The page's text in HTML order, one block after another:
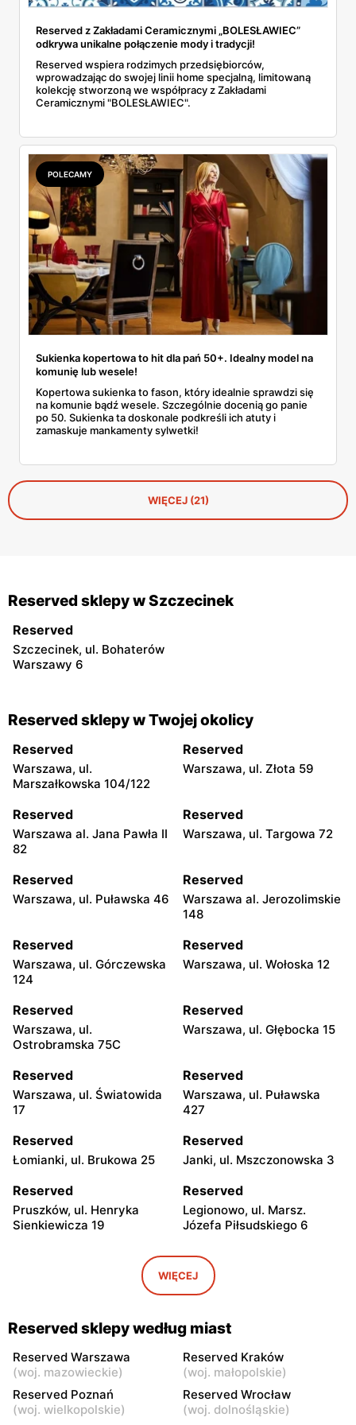
Reserved z Zakładami Ceramicznymi „BOLESŁAWIEC”
odkrywa unikalne połączenie mody i tradycji!
Reserved wspiera rodzimych przedsiębiorców,
wprowadzając do swojej linii home specjalną, limitowaną
kolekcję stworzoną we współpracy z Zakładami
Ceramicznymi "BOLESŁAWIEC".
POLECAMY
Sukienka kopertowa to hit dla pań 50+. Idealny model na
komunię lub wesele!
Kopertowa sukienka to fason, który idealnie sprawdzi się
na komunie bądź wesele. Szczególnie docenią go panie
po 50. Sukienka ta doskonale podkreśli ich atuty i
zamaskuje mankamenty sylwetki!
WIĘCEJ (21)
Reserved sklepy w Szczecinek
Reserved
Szczecinek, ul. Bohaterów
Warszawy 6
Reserved sklepy w Twojej okolicy
Reserved
Warszawa, ul.
Marszałkowska 104/122
Reserved
Warszawa, ul. Złota 59
Reserved
Warszawa al. Jana Pawła II
82
Reserved
Warszawa, ul. Targowa 72
Reserved
Warszawa, ul. Puławska 46
Reserved
Warszawa al. Jerozolimskie
148
Reserved
Warszawa, ul. Górczewska
124
Reserved
Warszawa, ul. Wołoska 12
Reserved
Warszawa, ul.
Ostrobramska 75C
Reserved
Warszawa, ul. Głębocka 15
Reserved
Warszawa, ul. Światowida
17
Reserved
Warszawa, ul. Puławska
427
Reserved
Łomianki, ul. Brukowa 25
Reserved
Janki, ul. Mszczonowska 3
Reserved
Pruszków, ul. Henryka
Sienkiewicza 19
Reserved
Legionowo, ul. Marsz.
Józefa Piłsudskiego 6
Wołomin, ul. Geodetów 2
Reserved
Mińsk Mazowiecki, ul.
Konstytucji 3 Maja 7
Reserved
Żyrardów, ul. Mały Rynek 7
Reserved
Sochaczew, ul.
Warszawska 119
Wyszków, ul. Gen. Józefa
Sowińskiego 62
Garwolin, ul. Kościuszki 11
WIĘCEJ
Reserved sklepy według miast
Reserved Warszawa
(woj. mazowieckie)
Reserved Kraków
(woj. małopolskie)
Reserved Poznań
(woj. wielkopolskie)
Reserved Wrocław
(woj. dolnośląskie)